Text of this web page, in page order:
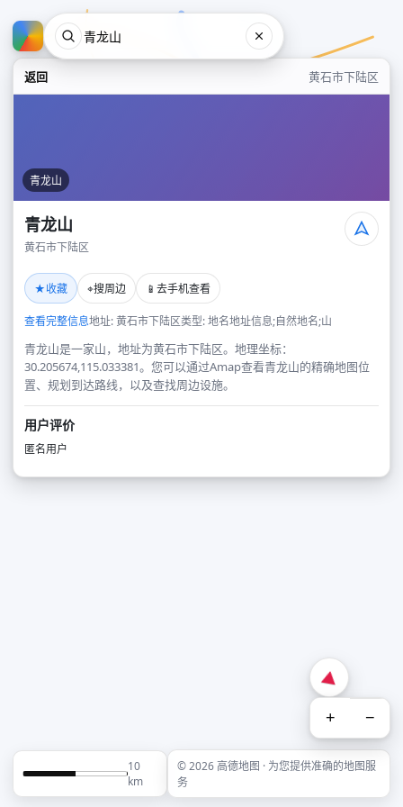
返回 黄石市下陆区
青龙山
青龙山
黄石市下陆区
★收藏 ⌖搜周边 📱 去手机查看
查看完整信息地址: 黄石市下陆区类型: 地名地址信息;自然地名;山
青龙山是一家山，地址为黄石市下陆区。地理坐标：
30.205674,115.033381。您可以通过Amap查看青龙山的精确地图位
置、规划到达路线，以及查找周边设施。
用户评价
匿名用户
+ −
10
km
© 2026 高德地图 · 为您提供准确的地图服
务